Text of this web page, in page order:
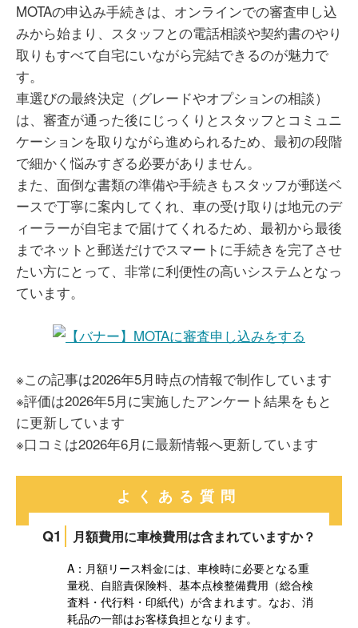
MOTAの申込み手続きは、オンラインでの審査申し込
みから始まり、スタッフとの電話相談や契約書のやり
取りもすべて自宅にいながら完結できるのが魅力で
す。
車選びの最終決定（グレードやオプションの相談）
は、審査が通った後にじっくりとスタッフとコミュニ
ケーションを取りながら進められるため、最初の段階
で細かく悩みすぎる必要がありません。
また、面倒な書類の準備や手続きもスタッフが郵送ベ
ースで丁寧に案内してくれ、車の受け取りは地元のデ
ィーラーが自宅まで届けてくれるため、最初から最後
までネットと郵送だけでスマートに手続きを完了させ
たい方にとって、非常に利便性の高いシステムとなっ
ています。
※この記事は2026年5月時点の情報で制作しています
※評価は2026年5月に実施したアンケート結果をもと
に更新しています
※口コミは2026年6月に最新情報へ更新しています
よくある質問
Q1
月額費用に車検費用は含まれていますか？
A：月額リース料金には、車検時に必要となる重
量税、自賠責保険料、基本点検整備費用（総合検
査料・代行料・印紙代）が含まれます。なお、消
耗品の一部はお客様負担となります。